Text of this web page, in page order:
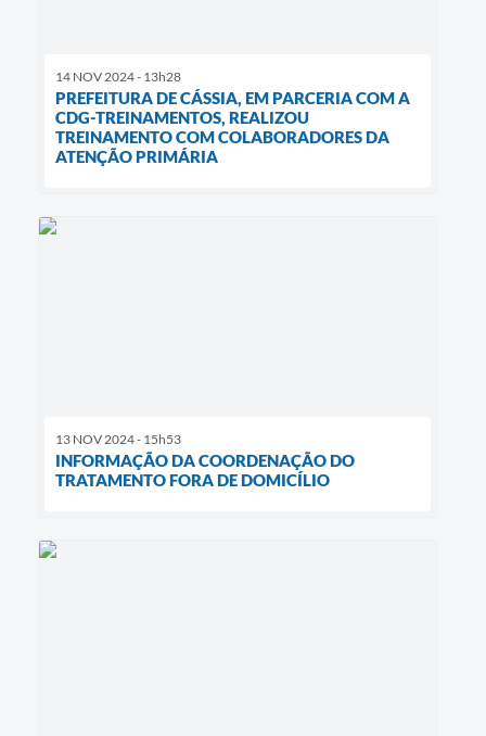
14 NOV 2024 - 13h28
PREFEITURA DE CÁSSIA, EM PARCERIA COM A
CDG-TREINAMENTOS, REALIZOU
TREINAMENTO COM COLABORADORES DA
ATENÇÃO PRIMÁRIA
13 NOV 2024 - 15h53
INFORMAÇÃO DA COORDENAÇÃO DO
TRATAMENTO FORA DE DOMICÍLIO